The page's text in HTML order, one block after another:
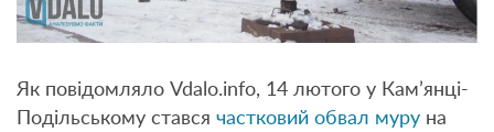
Як повідомляло Vdalo.info, 14 лютого у Кам’янці-
Подільському стався частковий обвал муру на